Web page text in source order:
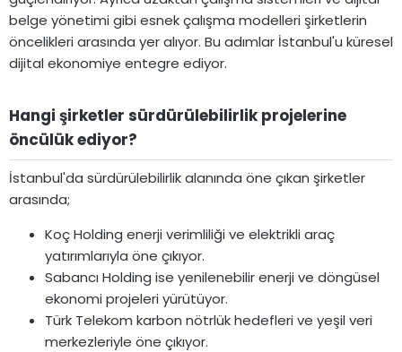
belge yönetimi gibi esnek çalışma modelleri şirketlerin
öncelikleri arasında yer alıyor. Bu adımlar İstanbul'u küresel
dijital ekonomiye entegre ediyor.
Hangi şirketler sürdürülebilirlik projelerine
öncülük ediyor?​
İstanbul'da sürdürülebilirlik alanında öne çıkan şirketler
arasında;
Koç Holding enerji verimliliği ve elektrikli araç
yatırımlarıyla öne çıkıyor.
Sabancı Holding ise yenilenebilir enerji ve döngüsel
ekonomi projeleri yürütüyor.
Türk Telekom karbon nötrlük hedefleri ve yeşil veri
merkezleriyle öne çıkıyor.